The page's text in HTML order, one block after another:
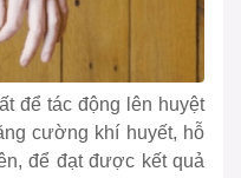
để tác động lên huyệt
cường khí huyết, hỗ
để đạt được kết quả